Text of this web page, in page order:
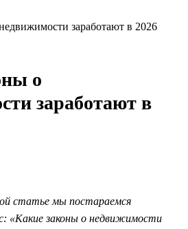
заработают в 2026
о
заработают в
статье мы постараемся
«Какие законы о недвижимости